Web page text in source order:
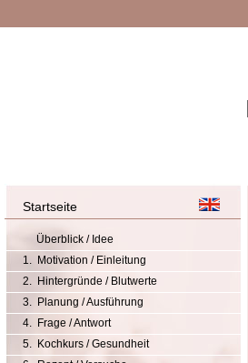
Startseite
Überblick / Idee
1. Motivation / Einleitung
2. Hintergründe / Blutwerte
3. Planung / Ausführung
4. Frage / Antwort
5. Kochkurs / Gesundheit